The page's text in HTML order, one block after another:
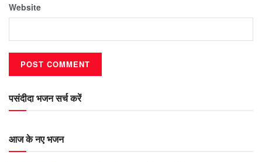
Website
पसंदीदा भजन सर्च करें
आज के नए भजन